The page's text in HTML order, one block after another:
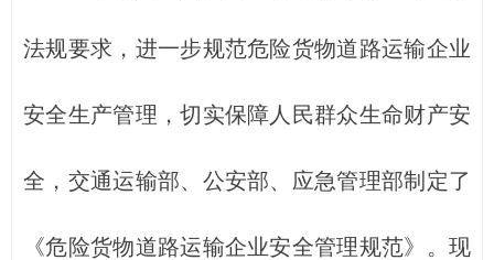
法规要求，进一步规范危险货物道路运输企业
安全生产管理，切实保障人民群众生命财产安
全，交通运输部、公安部、应急管理部制定了
《危险货物道路运输企业安全管理规范》。现